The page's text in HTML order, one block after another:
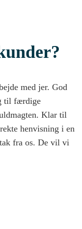
med jer. God
til færdige
Klar til
henvisning i en
fra os. De vil vi